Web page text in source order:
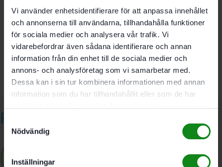
Vi använder enhetsidentifierare för att anpassa innehållet
och annonserna till användarna, tillhandahålla funktioner
för sociala medier och analysera vår trafik. Vi
vidarebefordrar även sådana identifierare och annan
information från din enhet till de sociala medier och
annons- och analysföretag som vi samarbetar med.
Dessa kan i sin tur kombinera informationen med annan
information som du har tillhandahållit eller som de har
Samtyckesval
Nödvändig
Inställningar
Det finns inga recensioner än.
Bli först med att recensera ”Festool Stenborr DB
STONE CE D5 3-pack”
Du måste varainloggadför att skriva en recension.
Relaterade produkter